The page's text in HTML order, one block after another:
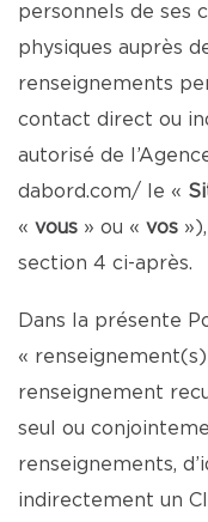
personnels de ses
physiques auprès
renseignements
contact direct ou
autorisé de
dabord.com/ le «
« vous » ou « vos
section 4 ci-après.
Dans la présente
«
renseignement
seul ou
renseignements,
indirectement un